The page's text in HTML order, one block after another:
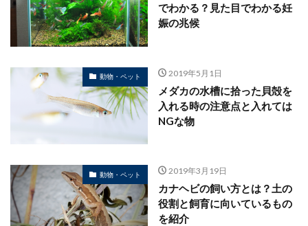
でわかる？見た目でわかる妊
娠の兆候
動物・ペット 2019年5月1日
メダカの水槽に拾った貝殻を
入れる時の注意点と入れては
NGな物
動物・ペット 2019年3月19日
カナヘビの飼い方とは？土の
役割と飼育に向いているもの
を紹介